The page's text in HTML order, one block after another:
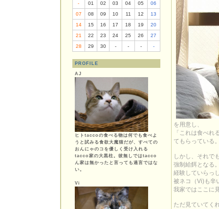
-
01 02 03 04 05
06
07
08 09 10 11 12
13
14
15 16 17 18 19
20
21
22 23 24 25 26
27
28
29 30 - - - -
PROFILE
AJ
ヒトtaccoの食べる物は何でも食べよ
うと試みる食欲大魔猫だが、すべての
おんにゃのコを優しく受け入れる
tacco家の大黒柱。彼無しではtacco
ん家は無かったと言っても過言ではな
い。
Vi
を用意し、
「これは食べ
てもらっている
しかし、それで
強制給餌となる
経験していらっ
被ネコ（Vi)も辛
我家ではここに
ただ見ていてく